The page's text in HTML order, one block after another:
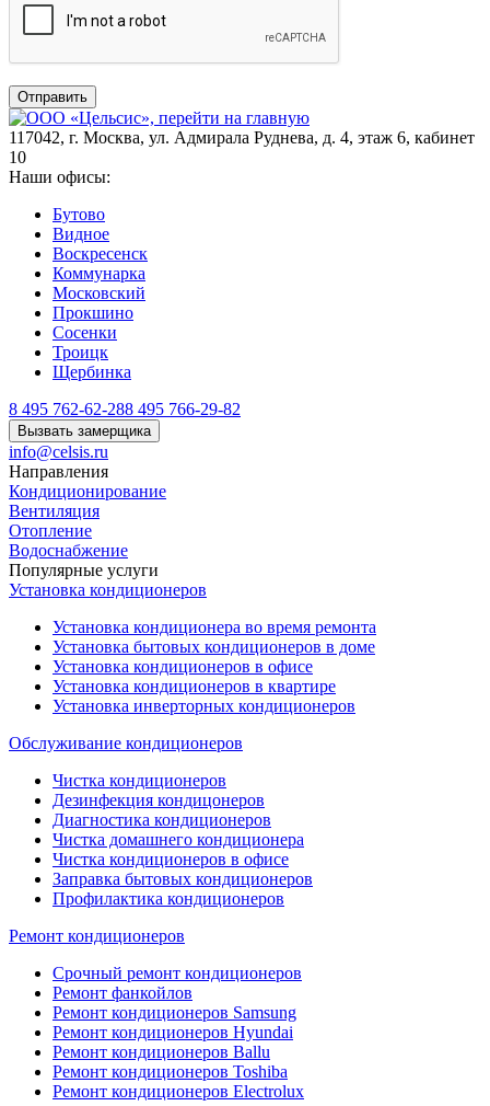
Отправить
117042, г. Москва, ул. Адмирала Руднева, д. 4, этаж 6, кабинет
10
Наши офисы:
Бутово
Видное
Воскресенск
Коммунарка
Московский
Прокшино
Сосенки
Троицк
Щербинка
8 495 762-62-288 495 766-29-82
Вызвать замерщика
info@celsis.ru
Направления
Кондиционирование
Вентиляция
Отопление
Водоснабжение
Популярные услуги
Установка кондиционеров
Установка кондиционера во время ремонта
Установка бытовых кондиционеров в доме
Установка кондиционеров в офисе
Установка кондиционеров в квартире
Установка инверторных кондиционеров
Обслуживание кондиционеров
Чистка кондиционеров
Дезинфекция кондицонеров
Диагностика кондиционеров
Чистка домашнего кондиционера
Чистка кондиционеров в офисе
Заправка бытовых кондиционеров
Профилактика кондиционеров
Ремонт кондиционеров
Срочный ремонт кондиционеров
Ремонт фанкойлов
Ремонт кондиционеров Samsung
Ремонт кондиционеров Hyundai
Ремонт кондиционеров Ballu
Ремонт кондиционеров Toshibа
Ремонт кондиционеров Electrolux